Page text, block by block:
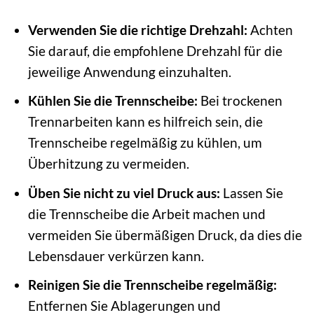
Verwenden Sie die richtige Drehzahl: Achten
Sie darauf, die empfohlene Drehzahl für die
jeweilige Anwendung einzuhalten.
Kühlen Sie die Trennscheibe: Bei trockenen
Trennarbeiten kann es hilfreich sein, die
Trennscheibe regelmäßig zu kühlen, um
Überhitzung zu vermeiden.
Üben Sie nicht zu viel Druck aus: Lassen Sie
die Trennscheibe die Arbeit machen und
vermeiden Sie übermäßigen Druck, da dies die
Lebensdauer verkürzen kann.
Reinigen Sie die Trennscheibe regelmäßig:
Entfernen Sie Ablagerungen und